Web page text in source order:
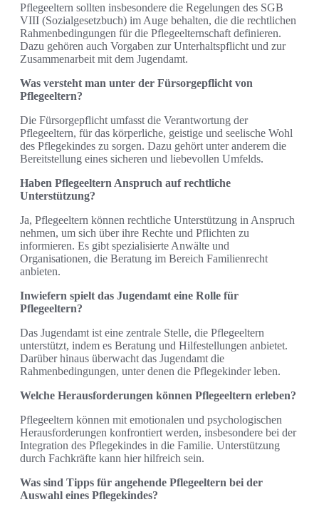
Pflegeeltern sollten insbesondere die Regelungen des SGB
VIII (Sozialgesetzbuch) im Auge behalten, die die rechtlichen
Rahmenbedingungen für die Pflegeelternschaft definieren.
Dazu gehören auch Vorgaben zur Unterhaltspflicht und zur
Zusammenarbeit mit dem Jugendamt.
Was versteht man unter der Fürsorgepflicht von
Pflegeeltern?
Die Fürsorgepflicht umfasst die Verantwortung der
Pflegeeltern, für das körperliche, geistige und seelische Wohl
des Pflegekindes zu sorgen. Dazu gehört unter anderem die
Bereitstellung eines sicheren und liebevollen Umfelds.
Haben Pflegeeltern Anspruch auf rechtliche
Unterstützung?
Ja, Pflegeeltern können rechtliche Unterstützung in Anspruch
nehmen, um sich über ihre Rechte und Pflichten zu
informieren. Es gibt spezialisierte Anwälte und
Organisationen, die Beratung im Bereich Familienrecht
anbieten.
Inwiefern spielt das Jugendamt eine Rolle für
Pflegeeltern?
Das Jugendamt ist eine zentrale Stelle, die Pflegeeltern
unterstützt, indem es Beratung und Hilfestellungen anbietet.
Darüber hinaus überwacht das Jugendamt die
Rahmenbedingungen, unter denen die Pflegekinder leben.
Welche Herausforderungen können Pflegeeltern erleben?
Pflegeeltern können mit emotionalen und psychologischen
Herausforderungen konfrontiert werden, insbesondere bei der
Integration des Pflegekindes in die Familie. Unterstützung
durch Fachkräfte kann hier hilfreich sein.
Was sind Tipps für angehende Pflegeeltern bei der
Auswahl eines Pflegekindes?